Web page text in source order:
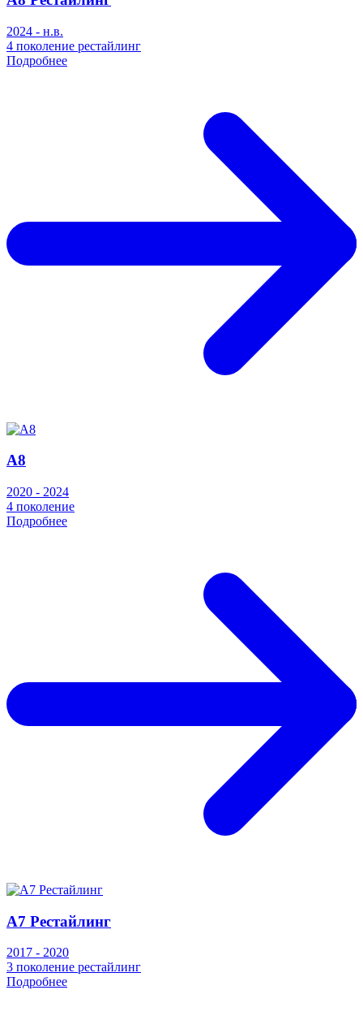
2024 - н.в.
4 поколение рестайлинг
Подробнее
A8
2020 - 2024
4 поколение
Подробнее
A7 Рестайлинг
2017 - 2020
3 поколение рестайлинг
Подробнее